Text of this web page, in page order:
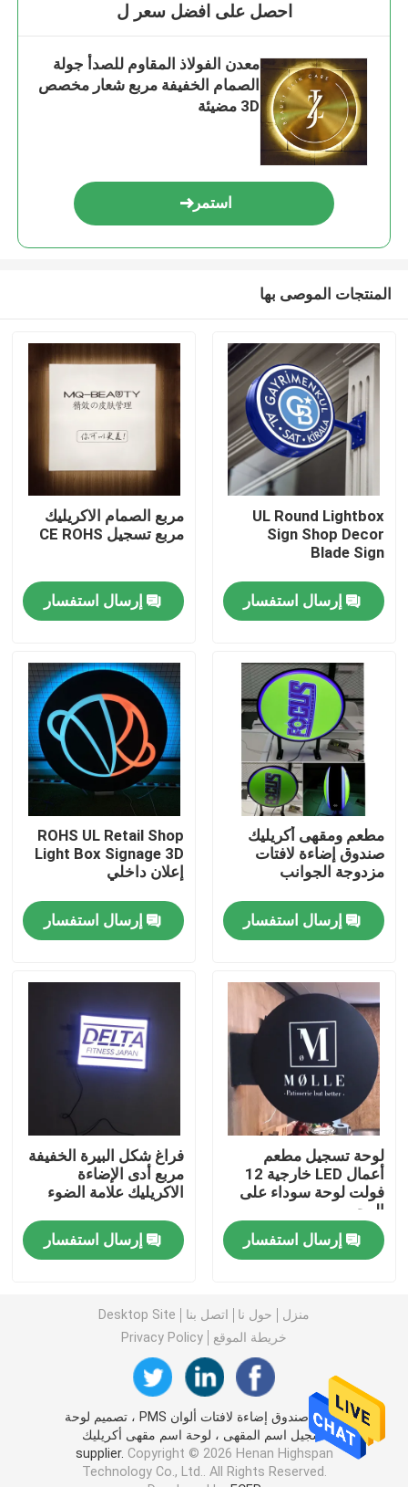
مسكن
منتجات
معلومات عنا
جولة في المعمل
مراقبة الجودة
اتصل بنا
قناة الرسالة التوقيع
علامة الرسالة الخلفية
أحرف الاكريليك الصمام
علامة النيون المخصصة
علامة النيون بقيادة الولايات المتحدة
علامة أحرف أكريليك
تسجيل رقم المنزل
علامة واجهة المحل
احصل على افضل سعر ل
معدن الفولاذ المقاوم للصدأ جولة
الصمام الخفيفة مربع شعار مخصص
3D مضيئة
استمر
المنتجات الموصى بها
UL Round Lightbox
Sign Shop Decor
Blade Sign
إرسال استفسار
مربع الصمام الاكريليك
مربع تسجيل CE ROHS
إرسال استفسار
مطعم ومقهى أكريليك
صندوق إضاءة لافتات
مزدوجة الجوانب
إرسال استفسار
ROHS UL Retail Shop
Light Box Signage 3D
إعلان داخلي
إرسال استفسار
لوحة تسجيل مطعم
أعمال LED خارجية 12
فولت لوحة سوداء على
الوجهين
إرسال استفسار
فراغ شكل البيرة الخفيفة
مربع أدى الإضاءة
الاكريليك علامة الضوء
إرسال استفسار
منزل حول نا اتصل بنا
Desktop Site
خريطة الموقع
Privacy Policy
الصين صندوق إضاءة لافتات ألوان PMS ، تصميم لوحة
تسجيل اسم المقهى ، لوحة اسم مقهى أكريليك
supplier. Copyright © 2026 Henan Highspan
Technology Co., Ltd.. All Rights Reserved.